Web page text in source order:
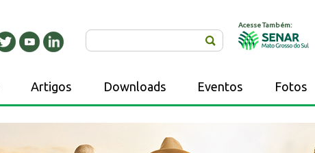
Acesse Também:
Artigos Downloads Eventos Fotos